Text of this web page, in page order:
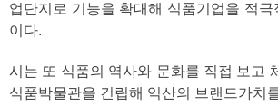
업단지로 기능을 확대해 식품기업을 적극
이다.
시는 또 식품의 역사와 문화를 직접 보고
식품박물관을 건립해 익산의 브랜드가치